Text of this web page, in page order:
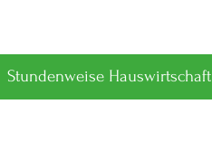
Stundenweise Hauswirtschaft